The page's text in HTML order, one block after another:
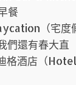
餐
（宅度
們還有春大直
格酒店（